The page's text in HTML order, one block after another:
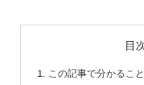
目
この記事で分かること